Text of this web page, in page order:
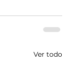
Ver todo